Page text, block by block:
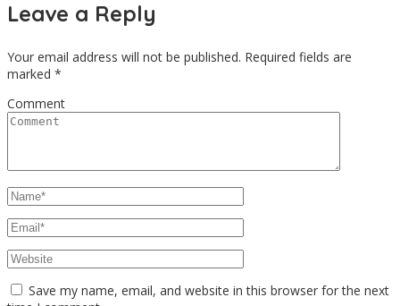
Leave a Reply
Your email address will not be published. Required fields are
marked *
Comment
Save my name, email, and website in this browser for the next